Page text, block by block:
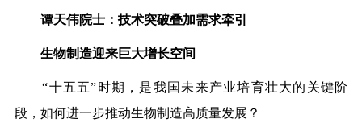
谭天伟院士：技术突破叠加需求牵引
生物制造迎来巨大增长空间
“十五五”时期，是我国未来产业培育壮大的关键阶
段，如何进一步推动生物制造高质量发展？